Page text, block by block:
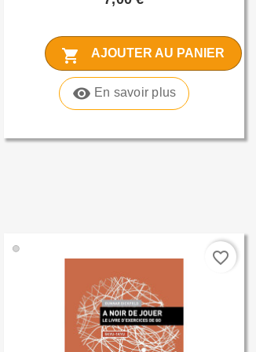
shopping_cart AJOUTER AU PANIER
visibility En savoir plus
favorite_border
🟢